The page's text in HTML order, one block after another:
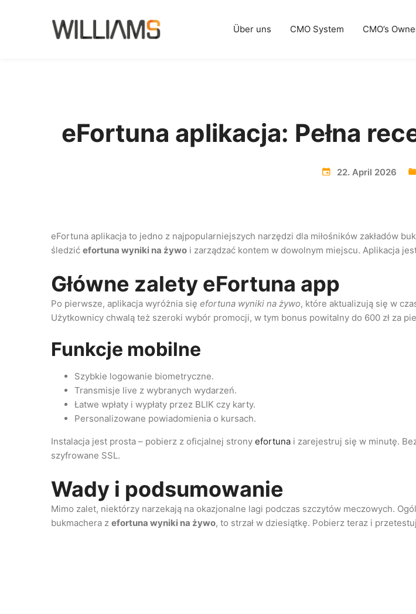
Über uns CMO System CMO’s
eFortuna aplikacja: Pełna
22. April 2026
eFortuna aplikacja to jedno z najpopularniejszych narzędzi dla miłośników zakładów
śledzić efortuna wyniki na żywo i zarządzać kontem w dowolnym miejscu. Aplikacja
Główne zalety eFortuna app
Po pierwsze, aplikacja wyróżnia się efortuna wyniki na żywo, które aktualizują się w
Użytkownicy chwalą też szeroki wybór promocji, w tym bonus powitalny do 600 zł za
Funkcje mobilne
Szybkie logowanie biometryczne.
Transmisje live z wybranych wydarzeń.
Łatwe wpłaty i wypłaty przez BLIK czy karty.
Personalizowane powiadomienia o kursach.
Instalacja jest prosta – pobierz z oficjalnej strony efortuna i zarejestruj się w minutę.
szyfrowane SSL.
Wady i podsumowanie
Mimo zalet, niektórzy narzekają na okazjonalne lagi podczas szczytów meczowych.
bukmachera z efortuna wyniki na żywo, to strzał w dziesiątkę. Pobierz teraz i